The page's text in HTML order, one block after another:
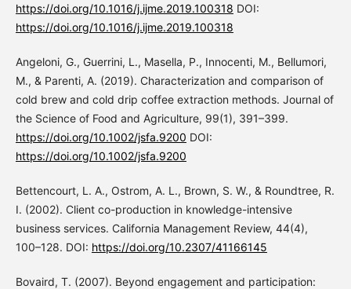
https://doi.org/10.1016/j.ijme.2019.100318 DOI:
https://doi.org/10.1016/j.ijme.2019.100318
Angeloni, G., Guerrini, L., Masella, P., Innocenti, M., Bellumori,
M., & Parenti, A. (2019). Characterization and comparison of
cold brew and cold drip coffee extraction methods. Journal of
the Science of Food and Agriculture, 99(1), 391–399.
https://doi.org/10.1002/jsfa.9200 DOI:
https://doi.org/10.1002/jsfa.9200
Bettencourt, L. A., Ostrom, A. L., Brown, S. W., & Roundtree, R.
I. (2002). Client co-production in knowledge-intensive
business services. California Management Review, 44(4),
100–128. DOI: https://doi.org/10.2307/41166145
Bovaird, T. (2007). Beyond engagement and participation: